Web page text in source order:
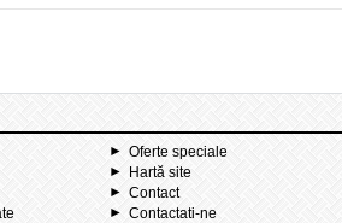
Oferte speciale
Hartă site
Contact
Contactati-ne